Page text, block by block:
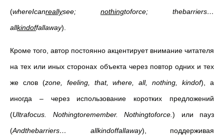
(whereIcanreallysee; nothingtoforce; thebarriers…
allkindoffallaway).
Кроме того, автор постоянно акцентирует внимание читателя
на тех или иных сторонах объекта через повтор одних и тех
же слов (zone, feeling, that,where ,all,nothing ,kindof), а
иногда – через использование коротких предложений
(Ultrafocus Nothingtoremember. Nothingtoforce ) или пауз
(Andthebarriers… allkindoffallaway), поддерживая